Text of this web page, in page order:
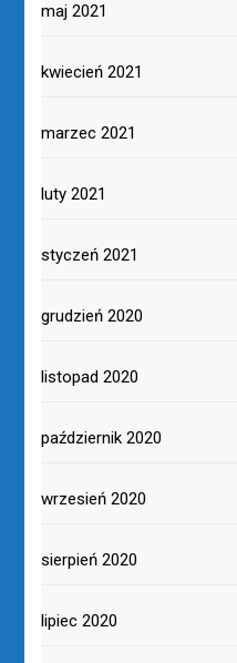
maj 2021
kwiecień 2021
marzec 2021
luty 2021
styczeń 2021
grudzień 2020
listopad 2020
październik 2020
wrzesień 2020
sierpień 2020
lipiec 2020